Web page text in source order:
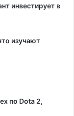
инвестирует в
изучают
по Dota 2,